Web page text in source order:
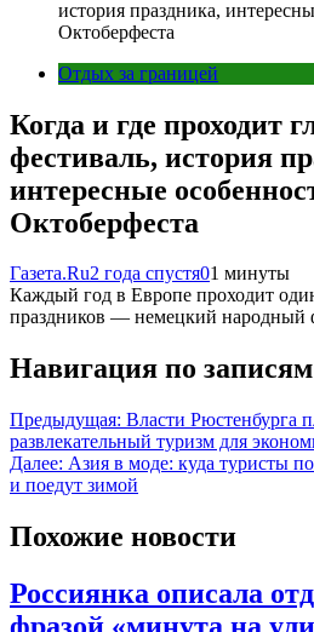
история праздника,
Октоберфеста
Отдых за границей
Когда и где проходит
фестиваль, история
интересные
Октоберфеста
Газета.Ru2 года спустя01 минуты
Каждый год в Европе проходит
праздников — немецкий народный
Навигация по записям
Предыдущая: Власти Рюстенбурга
развлекательный туризм для
Далее: Азия в моде: куда туристы
и поедут зимой
Похожие новости
Россиянка описала